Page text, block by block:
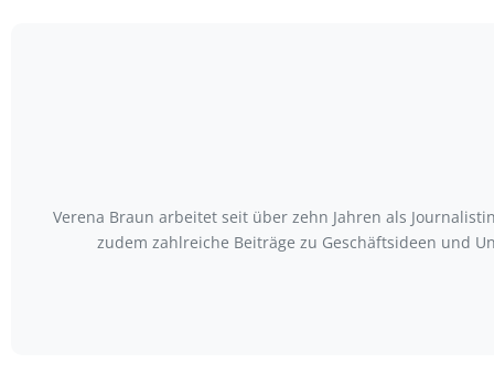
Verena Braun arbeitet seit über zehn Jahren als
zudem zahlreiche Beiträge zu Geschäftsideen und